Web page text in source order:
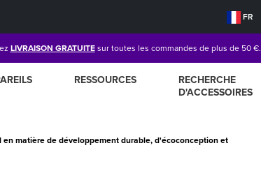
FR
LIVRAISON GRATUITE sur toutes les commandes de plus de 50 €.
RESSOURCES
RECHERCHE
D'ACCESSOIRES
en matière de développement durable, d'écoconception et